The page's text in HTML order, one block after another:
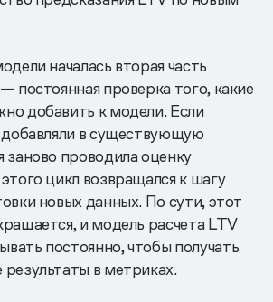
началась вторая часть
постоянная проверка того, какие
добавить к модели. Если
добавляли в существующую
заново проводила оценку
цикл возвращался к шагу
новых данных. По сути, этот
и модель расчета LTV
постоянно, чтобы получать
в метриках.